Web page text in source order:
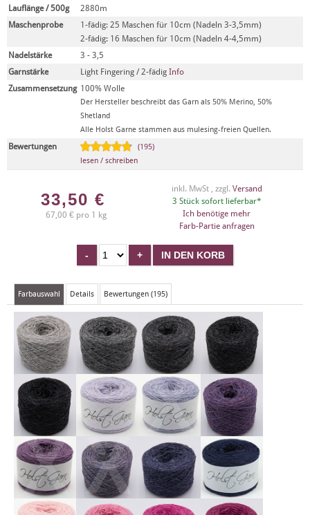
Lauflänge / 500g
2880m
Maschenprobe
1-fädig: 25 Maschen für 10cm (Nadeln 3-3,5mm)
2-fädig: 16 Maschen für 10cm (Nadeln 4-4,5mm)
Nadelstärke
3 - 3,5
Garnstärke
Light Fingering / 2-fädig Info
Zusammensetzung 100% Wolle
Der Hersteller beschreibt das Garn als 50% Merino, 50%
Shetland
Alle Holst Garne stammen aus mulesing-freien Quellen.
Bewertungen
(195)
lesen / schreiben
33,50 €
67,00 € pro 1 kg
inkl. MwSt , zzgl. Versand
3 Stück sofort lieferbar*
Ich benötige mehr
Farb-Partie anfragen
Farbauswahl Details Bewertungen (195)
X
X X